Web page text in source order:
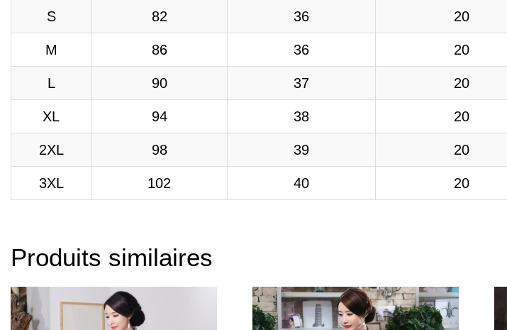
S 82 36 20
M 86 36 20
L 90 37 20
XL 94 38 20
2XL 98 39 20
3XL 102 40 20
Produits similaires